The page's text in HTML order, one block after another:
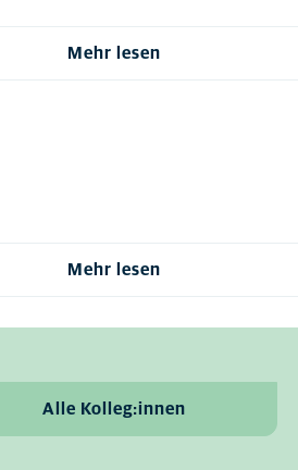
Mehr lesen
Mehr lesen
Alle Kolleg:innen